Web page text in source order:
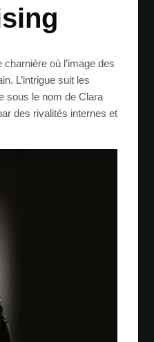
où l’image des
L’intrigue suit les
sous le nom de Clara
des rivalités internes et